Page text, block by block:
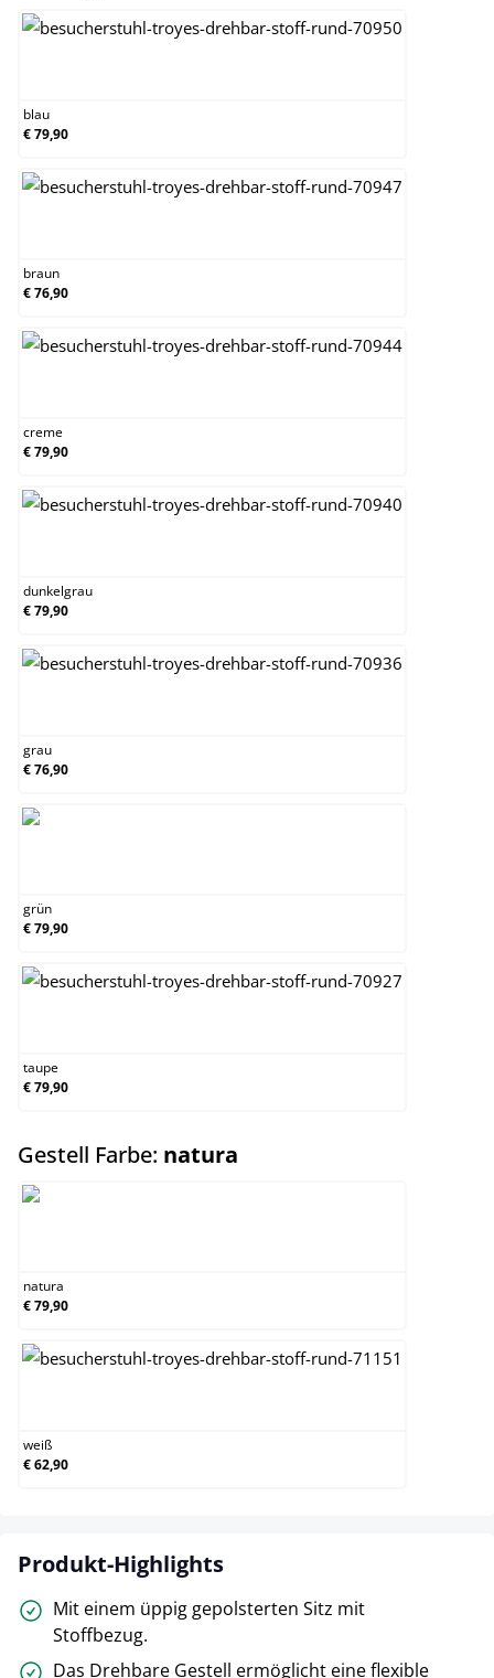
blau
€ 79,90
braun
€ 76,90
creme
€ 79,90
dunkelgrau
€ 79,90
grau
€ 76,90
grün
€ 79,90
taupe
€ 79,90
Gestell Farbe: natura
natura
€ 79,90
weiß
€ 62,90
Produkt-Highlights
Mit einem üppig gepolsterten Sitz mit
Stoffbezug.
Das Drehbare Gestell ermöglicht eine flexible